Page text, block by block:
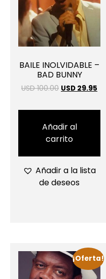
BAILE INOLVIDABLE –
BAD BUNNY
USD 100.00 USD 29.95
Añadir al
carrito
Añadir a la lista
de deseos
¡Oferta!